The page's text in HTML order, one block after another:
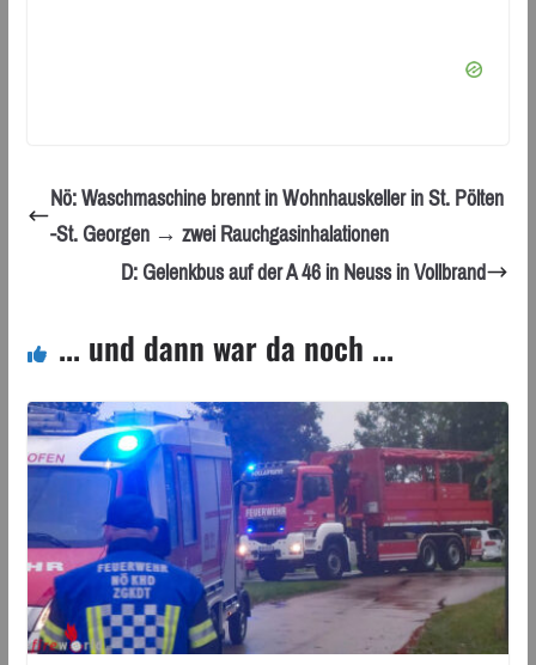
Nö: Waschmaschine brennt in Wohnhauskeller in St. Pölten
-St. Georgen → zwei Rauchgasinhalationen
D: Gelenkbus auf der A 46 in Neuss in Vollbrand
... und dann war da noch ...